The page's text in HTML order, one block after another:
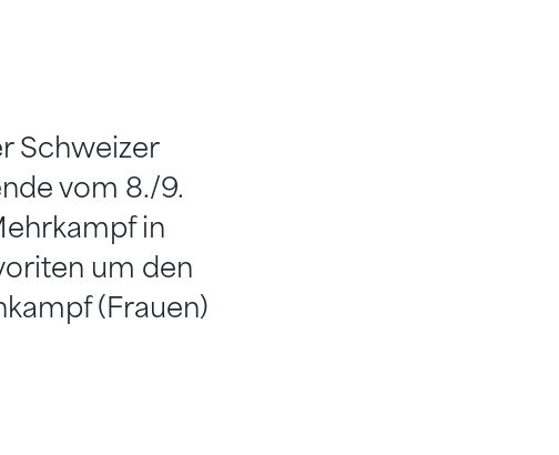
Schweizer
vom 8./9.
in
um den
(Frauen)